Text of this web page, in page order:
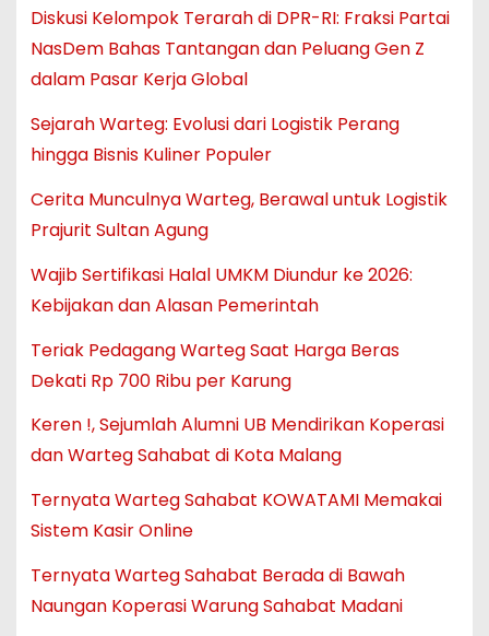
Diskusi Kelompok Terarah di DPR-RI: Fraksi Partai
NasDem Bahas Tantangan dan Peluang Gen Z
dalam Pasar Kerja Global
Sejarah Warteg: Evolusi dari Logistik Perang
hingga Bisnis Kuliner Populer
Cerita Munculnya Warteg, Berawal untuk Logistik
Prajurit Sultan Agung
Wajib Sertifikasi Halal UMKM Diundur ke 2026:
Kebijakan dan Alasan Pemerintah
Teriak Pedagang Warteg Saat Harga Beras
Dekati Rp 700 Ribu per Karung
Keren !, Sejumlah Alumni UB Mendirikan Koperasi
dan Warteg Sahabat di Kota Malang
Ternyata Warteg Sahabat KOWATAMI Memakai
Sistem Kasir Online
Ternyata Warteg Sahabat Berada di Bawah
Naungan Koperasi Warung Sahabat Madani